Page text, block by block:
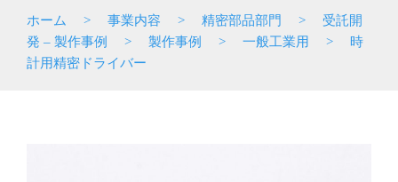
ホーム > 事業内容 > 精密部品部門 >
受託開
発 – 製作事例
> 製作事例 > 一般工業用 >
時
計用精密ドライバー